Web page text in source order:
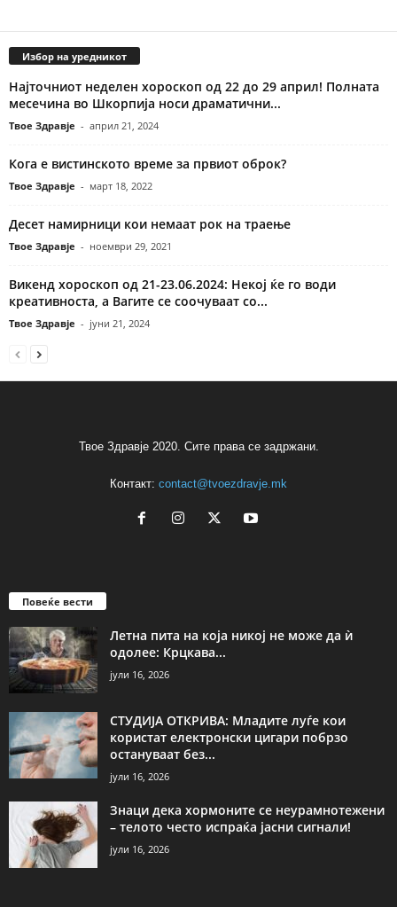
Избор на уредникот
Најточниот неделен хороскоп од 22 до 29 април! Полната
месечина во Шкорпија носи драматични...
Твое Здравје - април 21, 2024
Кога е вистинското време за првиот оброк?
Твое Здравје - март 18, 2022
Десет намирници кои немаат рок на траење
Твое Здравје - ноември 29, 2021
Викенд хороскоп од 21-23.06.2024: Некој ќе го води
креативноста, а Вагите се соочуваат со...
Твое Здравје - јуни 21, 2024
Твое Здравје 2020. Сите права се задржани.
Контакт: contact@tvoezdravje.mk
Повеќе вести
Летна пита на која никој не може да ѝ
одолее: Крцкава...
јули 16, 2026
СТУДИЈА ОТКРИВА: Младите луѓе кои
користат електронски цигари побрзо
остануваат без...
јули 16, 2026
Знаци дека хормоните се неурамнотежени
– телото често испраќа јасни сигнали!
јули 16, 2026